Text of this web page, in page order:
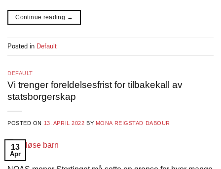
Continue reading →
Posted in Default
DEFAULT
Vi trenger foreldelsesfrist for tilbakekall av
statsborgerskap
POSTED ON 13. APRIL 2022 BY MONA REIGSTAD DABOUR
13
Apr